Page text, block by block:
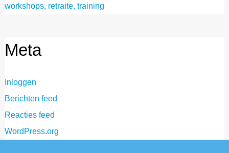
workshops, retraite, training
Meta
Inloggen
Berichten feed
Reacties feed
WordPress.org